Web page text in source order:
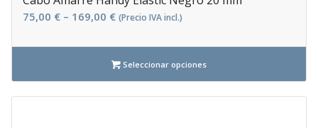
75,00 € – 169,00 € (Precio IVA incl.)
Seleccionar opciones